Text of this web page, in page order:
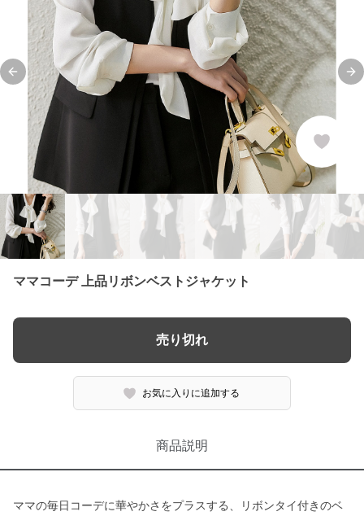
Previous slide
ママコーデ 上品リボンベストジャケット
売り切れ
お気に入りに追加する
商品説明
ママの毎日コーデに華やかさをプラスする、リボンタイ付きのベ